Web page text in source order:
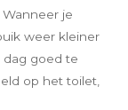
je
weer kleiner
dag goed te
op het toilet,